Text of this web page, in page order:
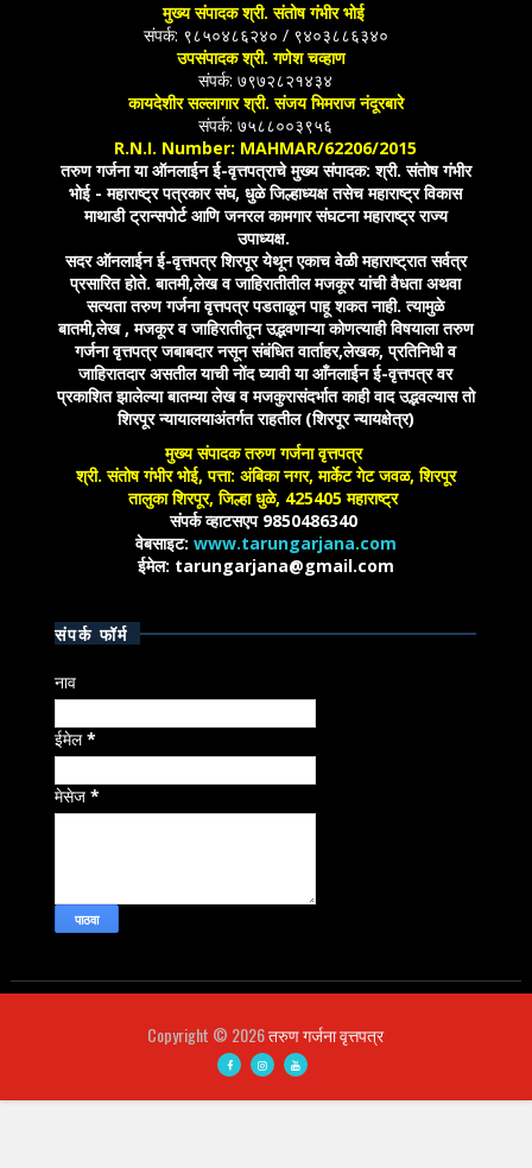
मुख्य संपादक श्री. संतोष गंभीर भोई
संपर्क: ९८५०४८६२४० / ९४०३८८६३४०
उपसंपादक श्री. गणेश चव्हाण
संपर्क: ७९७२८२१४३४
कायदेशीर सल्लागार श्री. संजय भिमराज नंदूरबारे
संपर्क: ७५८८००३९५६
R.N.I. Number: MAHMAR/62206/2015
तरुण गर्जना या ऑनलाईन ई-वृत्तपत्राचे मुख्य संपादक: श्री. संतोष गंभीर
भोई - महाराष्ट्र पत्रकार संघ, धुळे जिल्हाध्यक्ष तसेच महाराष्ट्र विकास
माथाडी ट्रान्सपोर्ट आणि जनरल कामगार संघटना महाराष्ट्र राज्य
उपाध्यक्ष.
सदर ऑनलाईन ई-वृत्तपत्र शिरपूर येथून एकाच वेळी महाराष्ट्रात सर्वत्र
प्रसारित होते. बातमी,लेख व जाहिरातीतील मजकूर यांची वैधता अथवा
सत्यता तरुण गर्जना वृत्तपत्र पडताळून पाहू शकत नाही. त्यामुळे
बातमी,लेख , मजकूर व जाहिरातीतून उद्भवणाऱ्या कोणत्याही विषयाला तरुण
गर्जना वृत्तपत्र जबाबदार नसून संबंधित वार्ताहर,लेखक, प्रतिनिधी व
जाहिरातदार असतील याची नोंद घ्यावी या आँनलाईन ई-वृत्तपत्र वर
प्रकाशित झालेल्या बातम्या लेख व मजकुरासंदर्भात काही वाद उद्भवल्यास तो
शिरपूर न्यायालयाअंतर्गत राहतील (शिरपूर न्यायक्षेत्र)
मुख्य संपादक तरुण गर्जना वृत्तपत्र
श्री. संतोष गंभीर भोई, पत्ता: अंबिका नगर, मार्केट गेट जवळ, शिरपूर
तालुका शिरपूर, जिल्हा धुळे, 425405 महाराष्ट्र
संपर्क व्हाटसएप 9850486340
वेबसाइट: www.tarungarjana.com
ईमेल: tarungarjana@gmail.com
संपर्क फॉर्म
नाव
ईमेल*
मेसेज*
Copyright © 2026तरुण गर्जना वृत्तपत्र